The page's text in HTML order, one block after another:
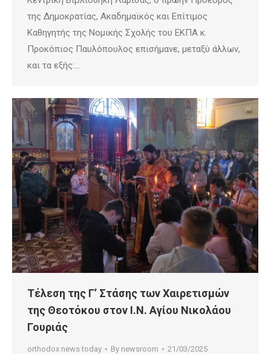
της Δημοκρατίας, Ακαδημαϊκός και Επίτιμος
Καθηγητής της Νομικής Σχολής του ΕΚΠΑ κ.
Προκόπιος Παυλόπουλος επισήμανε, μεταξύ άλλων,
και τα εξής:…
Τέλεση της Γ’ Στάσης των Χαιρετισμών
της Θεοτόκου στον Ι.Ν. Αγίου Νικολάου
Γουριάς
orthodox news today By newsroom 21/03/2025